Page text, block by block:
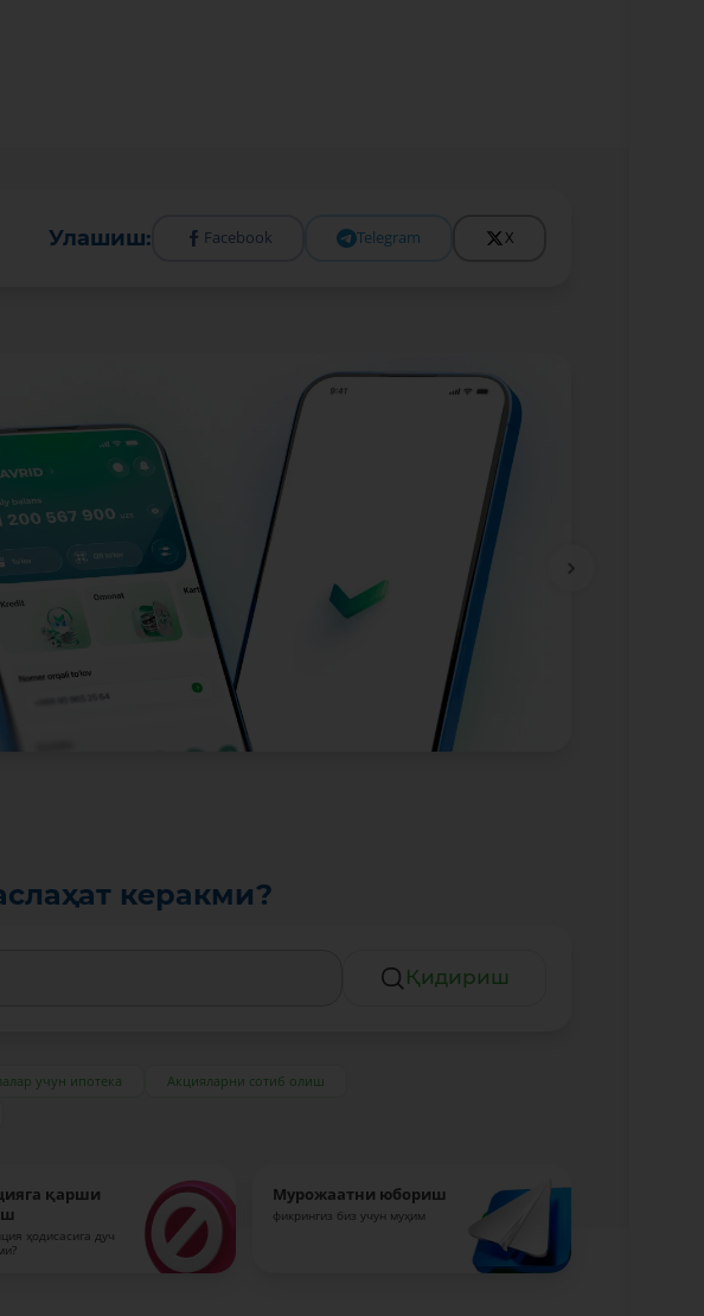
Улашиш: Facebook Telegram X
керакми?
Қидириш
учун ипотека
Акцияларни сотиб олиш
қарши
ҳодисасига дуч
Мурожаатни юбориш
фикрингиз биз учун муҳим